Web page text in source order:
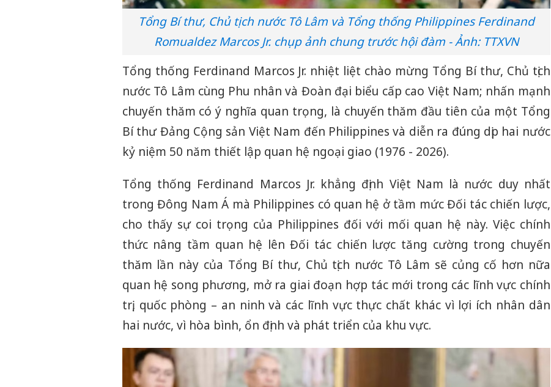
Tổng Bí thư, Chủ tịch nước Tô Lâm và Tổng thống Philippines Ferdinand
Romualdez Marcos Jr. chụp ảnh chung trước hội đàm - Ảnh: TTXVN
Tổng thống Ferdinand Marcos Jr. nhiệt liệt chào mừng Tổng Bí thư, Chủ tịch
nước Tô Lâm cùng Phu nhân và Đoàn đại biểu cấp cao Việt Nam; nhấn mạnh
chuyến thăm có ý nghĩa quan trọng, là chuyến thăm đầu tiên của một Tổng
Bí thư Đảng Cộng sản Việt Nam đến Philippines và diễn ra đúng dịp hai nước
kỷ niệm 50 năm thiết lập quan hệ ngoại giao (1976 - 2026).
Tổng thống Ferdinand Marcos Jr. khẳng định Việt Nam là nước duy nhất
trong Đông Nam Á mà Philippines có quan hệ ở tầm mức Đối tác chiến lược,
cho thấy sự coi trọng của Philippines đối với mối quan hệ này. Việc chính
thức nâng tầm quan hệ lên Đối tác chiến lược tăng cường trong chuyến
thăm lần này của Tổng Bí thư, Chủ tịch nước Tô Lâm sẽ củng cố hơn nữa
quan hệ song phương, mở ra giai đoạn hợp tác mới trong các lĩnh vực chính
trị, quốc phòng – an ninh và các lĩnh vực thực chất khác vì lợi ích nhân dân
hai nước, vì hòa bình, ổn định và phát triển của khu vực.